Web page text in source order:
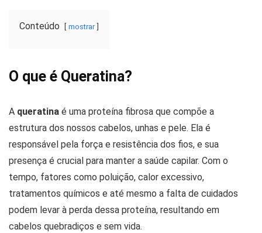
Conteúdo mostrar
O que é Queratina?
A queratina é uma proteína fibrosa que compõe a
estrutura dos nossos cabelos, unhas e pele. Ela é
responsável pela força e resistência dos fios, e sua
presença é crucial para manter a saúde capilar. Com o
tempo, fatores como poluição, calor excessivo,
tratamentos químicos e até mesmo a falta de cuidados
podem levar à perda dessa proteína, resultando em
cabelos quebradiços e sem vida.